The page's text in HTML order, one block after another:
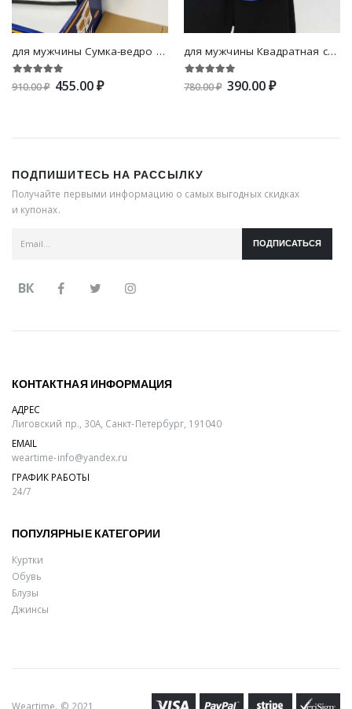
для мужчины Сумка-ведро с цепочкой
910.00 ₽ 455.00 ₽
для мужчины Квадратная сумка прозрачный
780.00 ₽ 390.00 ₽
ПОДПИШИТЕСЬ НА РАССЫЛКУ
Получайте первыми информацию о самых выгодных скидках
и купонах.
ПОДПИСАТЬСЯ
ВК
КОНТАКТНАЯ ИНФОРМАЦИЯ
АДРЕС
Лиговский пр., 30А, Санкт-Петербург, 191040
EMAIL
weartime-info@yandex.ru
ГРАФИК РАБОТЫ
24/7
ПОПУЛЯРНЫЕ КАТЕГОРИИ
Куртки
Обувь
Блузы
Джинсы
Weartime. © 2021